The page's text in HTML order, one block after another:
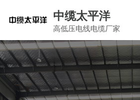
中缆太平洋
高低压电线电缆厂家